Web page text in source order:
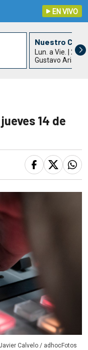
EN VIVO
Nuestro
Lun. a Vie. |
Gustavo Arias
14 de
Calvelo / adhocFotos